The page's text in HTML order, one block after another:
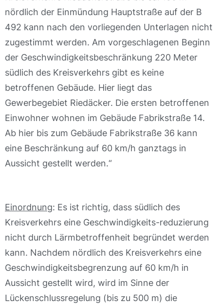
nördlich der Einmündung Hauptstraße auf der B
492 kann nach den vorliegenden Unterlagen nicht
zugestimmt werden. Am vorgeschlagenen Beginn
der Geschwindigkeitsbeschränkung 220 Meter
südlich des Kreisverkehrs gibt es keine
betroffenen Gebäude. Hier liegt das
Gewerbegebiet Riedäcker. Die ersten betroffenen
Einwohner wohnen im Gebäude Fabrikstraße 14.
Ab hier bis zum Gebäude Fabrikstraße 36 kann
eine Beschränkung auf 60 km/h ganztags in
Aussicht gestellt werden.“
Einordnung: Es ist richtig, dass südlich des
Kreisverkehrs eine Geschwindigkeits-reduzierung
nicht durch Lärmbetroffenheit begründet werden
kann. Nachdem nördlich des Kreisverkehrs eine
Geschwindigkeitsbegrenzung auf 60 km/h in
Aussicht gestellt wird, wird im Sinne der
Lückenschlussregelung (bis zu 500 m) die